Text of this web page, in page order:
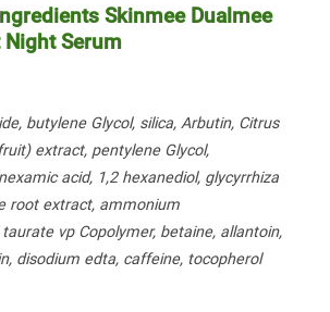
Skinmee Dualmee
Serum
butylene Glycol, silica, Arbutin, Citrus
extract, pentylene Glycol,
acid, 1,2 hexanediol, glycyrrhiza
root extract, ammonium
vp Copolymer, betaine, allantoin,
disodium edta, caffeine, tocopherol